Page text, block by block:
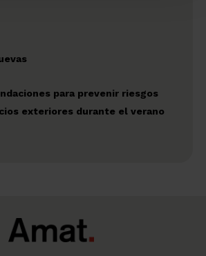
para prevenir riesgos
exteriores durante el verano